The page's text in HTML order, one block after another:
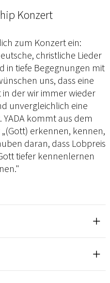
Konzert
zum Konzert ein:
christliche Lieder
in tiefe Begegnungen mit
uns, dass eine
der wir immer wieder
unvergleichlich eine
kommt aus dem
erkennen, kennen,
daran, dass Lobpreis
tiefer kennenlernen